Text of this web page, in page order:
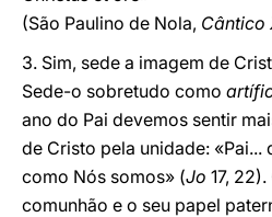
(São Paulino de Nola, Cântico
3. Sim, sede a imagem de
Sede-o sobretudo como
ano do Pai devemos sentir
de Cristo pela unidade: «Pai...
como Nós somos» (Jo 17,
comunhão e o seu papel